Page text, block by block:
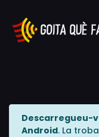
Descarregueu-
Android. La